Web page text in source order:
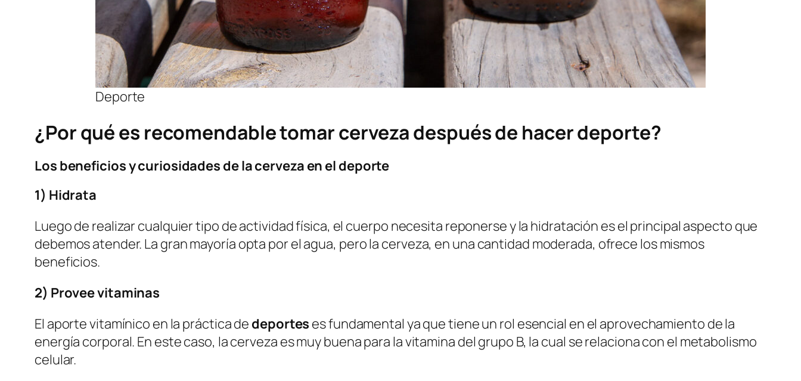
Deporte
¿Por qué es recomendable tomar cerveza después de hacer deporte?
Los beneficios y curiosidades de la cerveza en el deporte
1) Hidrata
Luego de realizar cualquier tipo de actividad física, el cuerpo necesita reponerse y la hidratación es el principal aspecto que
debemos atender. La gran mayoría opta por el agua, pero la cerveza, en una cantidad moderada, ofrece los mismos
beneficios.
2) Provee vitaminas
El aporte vitamínico en la práctica de deportes es fundamental ya que tiene un rol esencial en el aprovechamiento de la
energía corporal. En este caso, la cerveza es muy buena para la vitamina del grupo B, la cual se relaciona con el metabolismo
celular.